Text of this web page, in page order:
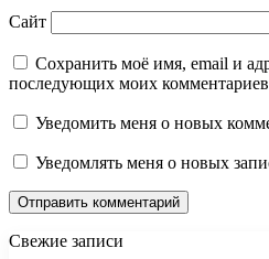
Сайт
Сохранить моё имя, email и
последующих моих
Уведомить меня о новых
Уведомлять меня о новых
Свежие записи